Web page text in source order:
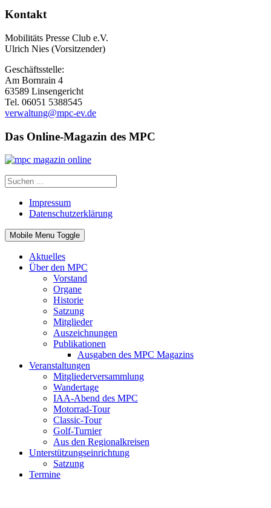
Kontakt
Mobilitäts Presse Club e.V.
Ulrich Nies (Vorsitzender)
Geschäftsstelle:
Am Bornrain 4
63589 Linsengericht
Tel. 06051 5388545
verwaltung@mpc-ev.de
Das Online-Magazin des MPC
Impressum
Datenschutzerklärung
Mobile Menu Toggle
Aktuelles
Über den MPC
Vorstand
Organe
Historie
Satzung
Mitglieder
Auszeichnungen
Publikationen
Ausgaben des MPC Magazins
Veranstaltungen
Mitgliederversammlung
Wandertage
IAA-Abend des MPC
Motorrad-Tour
Classic-Tour
Golf-Turnier
Aus den Regionalkreisen
Unterstützungseinrichtung
Satzung
Termine